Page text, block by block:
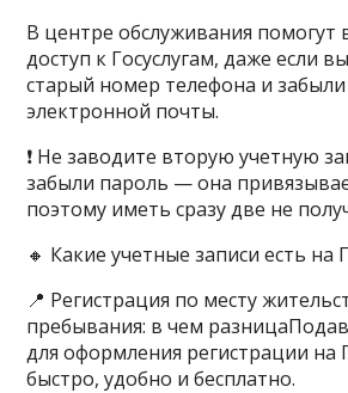
В центре обслуживания помогут
доступ к Госуслугам, даже если
старый номер телефона и
электронной почты.
❗️ Не заводите вторую учетную
забыли пароль — она
поэтому иметь сразу две не
🔸 Какие учетные записи есть на
📍 Регистрация по месту
пребывания: в чем
для оформления регистрации на
быстро, удобно и бесплатно.